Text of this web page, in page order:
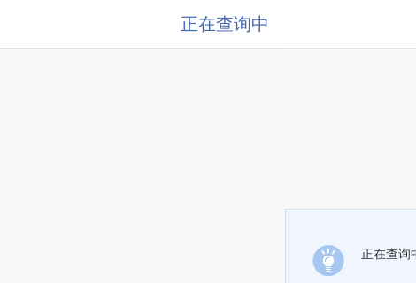
正在查询中
正在查询